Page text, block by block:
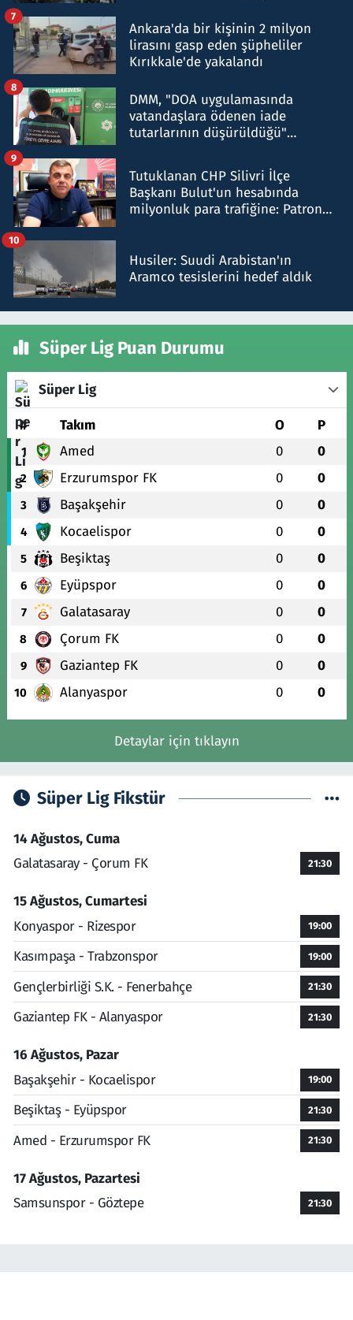
Ankara'da bir kişinin 2 milyon
lirasını gasp eden şüpheliler
Kırıkkale'de yakalandı
7
DMM, "DOA uygulamasında
vatandaşlara ödenen iade
tutarlarının düşürüldüğü"
8
Tutuklanan CHP Silivri İlçe
Başkanı Bulut'un hesabında
milyonluk para trafiğine: Patron
9
Husiler: Suudi Arabistan'ın
Aramco tesislerini hedef aldık
10
Süper Lig Puan Durumu
Süper Lig
# Takım O P
1 Amed 0 0
2 Erzurumspor FK 0 0
3 Başakşehir 0 0
4 Kocaelispor 0 0
5 Beşiktaş 0 0
6 Eyüpspor 0 0
7 Galatasaray 0 0
8 Çorum FK 0 0
9 Gaziantep FK 0 0
10 Alanyaspor 0 0
Detaylar için tıklayın
Süper Lig Fikstür
14 Ağustos, Cuma
Galatasaray - Çorum FK
21:30
15 Ağustos, Cumartesi
Konyaspor - Rizespor
19:00
Kasımpaşa - Trabzonspor 19:00
Gençlerbirliği S.K. - Fenerbahçe 21:30
Gaziantep FK - Alanyaspor 21:30
16 Ağustos, Pazar
Başakşehir - Kocaelispor
19:00
Beşiktaş - Eyüpspor 21:30
Amed - Erzurumspor FK 21:30
17 Ağustos, Pazartesi
Samsunspor - Göztepe
21:30